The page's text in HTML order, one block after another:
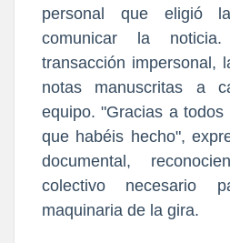
personal que eligió
comunicar la
transacción impersonal,
notas manuscritas a
equipo. "Gracias a
que habéis hecho",
documental,
colectivo necesario
maquinaria de la gira.